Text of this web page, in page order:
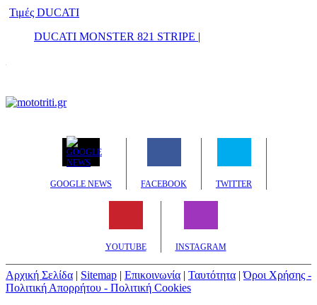
Τιμές DUCATI
DUCATI MONSTER 821 STRIPE |
GOOGLE NEWS FACEBOOK TWITTER
YOUTUBE INSTAGRAM
Αρχική Σελίδα | Sitemap | Επικοινωνία | Ταυτότητα |Όροι Χρήσης -
Πολιτική Απορρήτου - Πολιτική Cookies